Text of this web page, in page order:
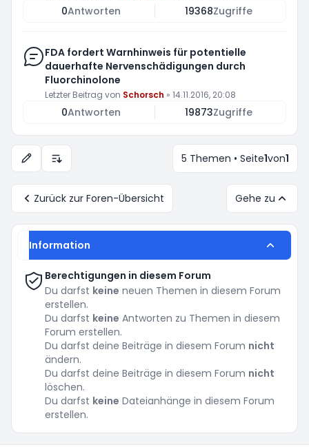
0Antworten 19368Zugriffe
FDA fordert Warnhinweis für potentielle
dauerhafte Nervenschädigungen durch
Fluorchinolone
Letzter Beitrag von Schorsch » 14.11.2016, 20:08
0Antworten 19873Zugriffe
Anzeige- und Sortierungs-Einstellungen
5 Themen • Seite1von1
Zurück zur Foren-Übersicht Gehe zu
Information
Berechtigungen in diesem Forum
Du darfst keine neuen Themen in diesem Forum
erstellen.
Du darfst keine Antworten zu Themen in diesem
Forum erstellen.
Du darfst deine Beiträge in diesem Forum nicht
ändern.
Du darfst deine Beiträge in diesem Forum nicht
löschen.
Du darfst keine Dateianhänge in diesem Forum
erstellen.